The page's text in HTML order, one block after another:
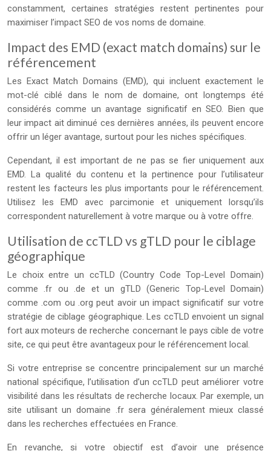
constamment, certaines stratégies restent pertinentes pour
maximiser l’impact SEO de vos noms de domaine.
Impact des EMD (exact match domains) sur le
référencement
Les Exact Match Domains (EMD), qui incluent exactement le
mot-clé ciblé dans le nom de domaine, ont longtemps été
considérés comme un avantage significatif en SEO. Bien que
leur impact ait diminué ces dernières années, ils peuvent encore
offrir un léger avantage, surtout pour les niches spécifiques.
Cependant, il est important de ne pas se fier uniquement aux
EMD. La qualité du contenu et la pertinence pour l’utilisateur
restent les facteurs les plus importants pour le référencement.
Utilisez les EMD avec parcimonie et uniquement lorsqu’ils
correspondent naturellement à votre marque ou à votre offre.
Utilisation de ccTLD vs gTLD pour le ciblage
géographique
Le choix entre un ccTLD (Country Code Top-Level Domain)
comme .fr ou .de et un gTLD (Generic Top-Level Domain)
comme .com ou .org peut avoir un impact significatif sur votre
stratégie de ciblage géographique. Les ccTLD envoient un signal
fort aux moteurs de recherche concernant le pays cible de votre
site, ce qui peut être avantageux pour le référencement local.
Si votre entreprise se concentre principalement sur un marché
national spécifique, l’utilisation d’un ccTLD peut améliorer votre
visibilité dans les résultats de recherche locaux. Par exemple, un
site utilisant un domaine .fr sera généralement mieux classé
dans les recherches effectuées en France.
En revanche, si votre objectif est d’avoir une présence